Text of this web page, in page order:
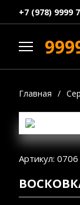
+7 (978) 9999
Главная /
Артикул: 0706